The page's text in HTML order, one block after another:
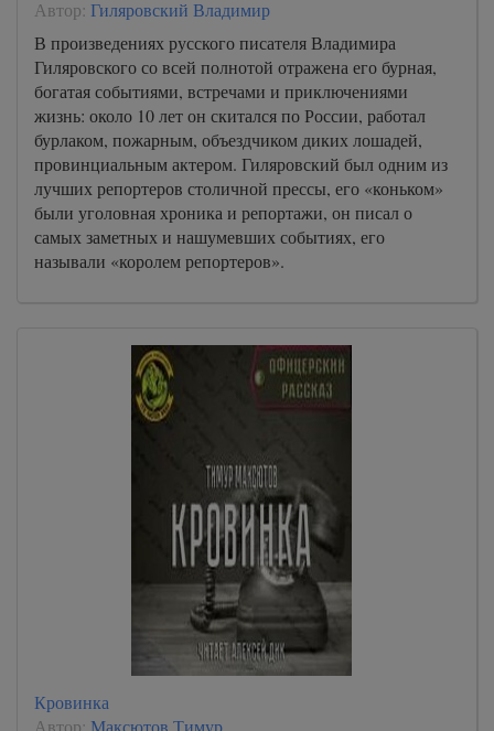
Автор: Гиляровский Владимир
В произведениях русского писателя Владимира
Гиляровского со всей полнотой отражена его бурная,
богатая событиями, встречами и приключениями
жизнь: около 10 лет он скитался по России, работал
бурлаком, пожарным, объездчиком диких лошадей,
провинциальным актером. Гиляровский был одним из
лучших репортеров столичной прессы, его «коньком»
были уголовная хроника и репортажи, он писал о
самых заметных и нашумевших событиях, его
называли «королем репортеров».
Кровинка
Автор: Максютов Тимур